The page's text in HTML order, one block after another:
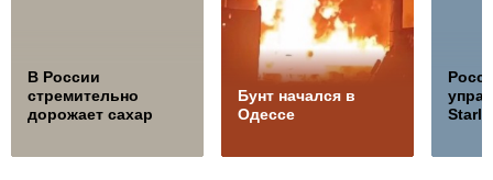
В России
стремительно
дорожает сахар
Бунт начался в
Одессе